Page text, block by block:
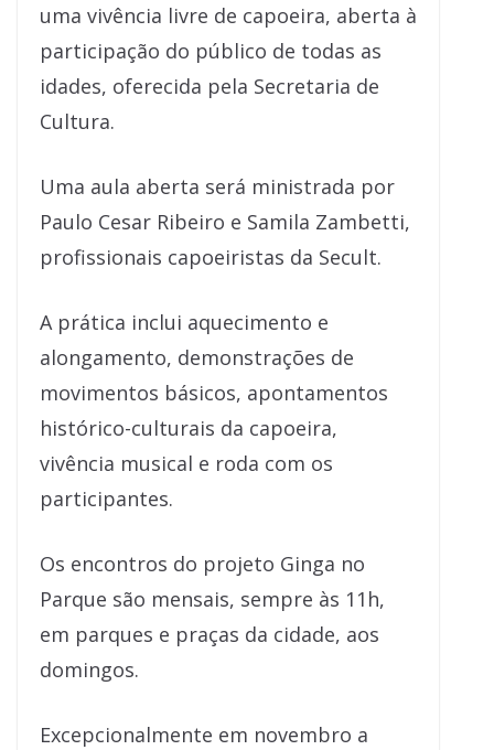
uma vivência livre de capoeira, aberta à
participação do público de todas as
idades, oferecida pela Secretaria de
Cultura.
Uma aula aberta será ministrada por
Paulo Cesar Ribeiro e Samila Zambetti,
profissionais capoeiristas da Secult.
A prática inclui aquecimento e
alongamento, demonstrações de
movimentos básicos, apontamentos
histórico-culturais da capoeira,
vivência musical e roda com os
participantes.
Os encontros do projeto Ginga no
Parque são mensais, sempre às 11h,
em parques e praças da cidade, aos
domingos.
Excepcionalmente em novembro a